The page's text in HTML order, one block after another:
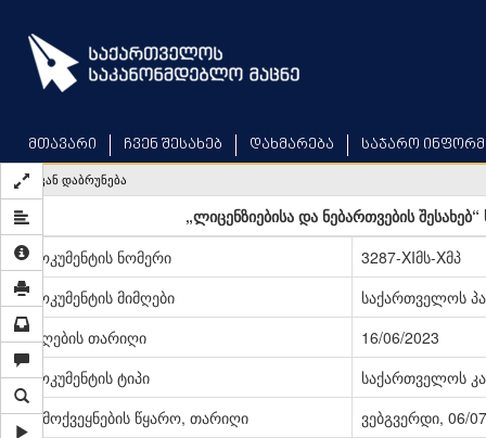
main
content
მთავარი ჩვენ შესახებ დახმარება საჯარო
უკან დაბრუნება
„ლიცენზიებისა და ნებართვების
დოკუმენტის ნომერი
3287-XIმს-Xმპ
დოკუმენტის მიმღები
საქართველოს
მიღების თარიღი
16/06/2023
დოკუმენტის ტიპი
საქართველოს
გამოქვეყნების წყარო, თარიღი
ვებგვერდი, 06/